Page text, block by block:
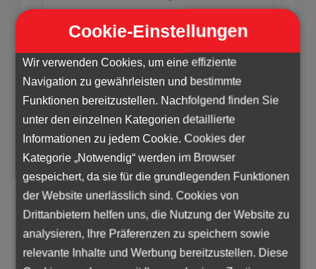
Cookie-Einstellungen
Wir verwenden Cookies, um eine effiziente
Navigation zu gewährleisten und bestimmte
Funktionen bereitzustellen. Nachfolgend finden Sie
unter den einzelnen Kategorien detaillierte
Informationen zu jedem Cookie. Cookies der
Kategorie „Notwendig“ werden im Browser
gespeichert, da sie für die grundlegenden Funktionen
der Website unerlässlich sind. Cookies von
Drittanbietern helfen uns, die Nutzung der Website zu
analysieren, Ihre Präferenzen zu speichern sowie
relevante Inhalte und Werbung bereitzustellen. Diese
Hiermit stimme ich der
Datenschutzbestimmungen
SENDEN